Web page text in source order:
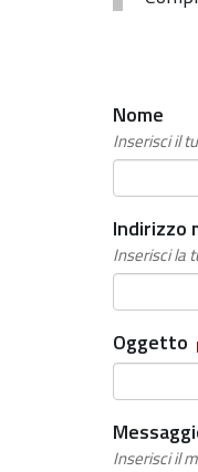
Nome
Inserisci il
Indirizzo
Inserisci la
Oggetto
Inserisci il